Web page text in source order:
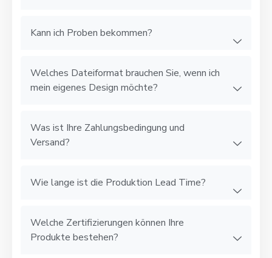
Kann ich Proben bekommen?
Welches Dateiformat brauchen Sie, wenn ich
mein eigenes Design möchte?
Was ist Ihre Zahlungsbedingung und
Versand?
Wie lange ist die Produktion Lead Time?
Welche Zertifizierungen können Ihre
Produkte bestehen?